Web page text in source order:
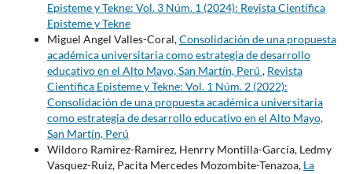
Episteme y Tekne: Vol. 3 Núm. 1 (2024): Revista Científica
Episteme y Tekne
Miguel Angel Valles-Coral,Consolidación de una propuesta
académica universitaria como estrategia de desarrollo
educativo en el Alto Mayo, San Martín, Perú , Revista
Científica Episteme y Tekne: Vol. 1 Núm. 2 (2022):
Consolidación de una propuesta académica universitaria
como estrategia de desarrollo educativo en el Alto Mayo,
San Martín, Perú
Wildoro Ramirez-Ramirez, Henrry Montilla-García, Ledmy
Vasquez-Ruiz, Pacita Mercedes Mozombite-Tenazoa, La